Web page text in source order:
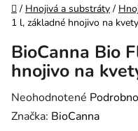
Domov
/ Hnojivá a substráty /
1 l, základné hnojivo na kvety
BioCanna Bio
hnojivo na
Priemerné hodnotenie
Neohodnotené
Značka: BioCanna